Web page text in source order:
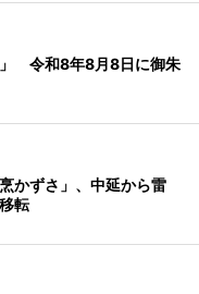
令和8年8月8日に御朱
かずさ」、中延から雷
転